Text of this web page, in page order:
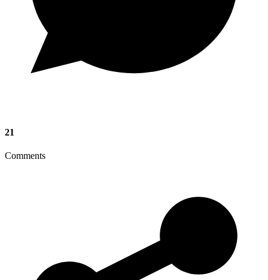
21
Comments